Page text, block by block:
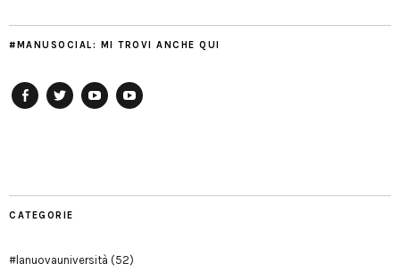
#MANUSOCIAL: MI TROVI ANCHE QUI
CATEGORIE
#lanuovauniversità (52)